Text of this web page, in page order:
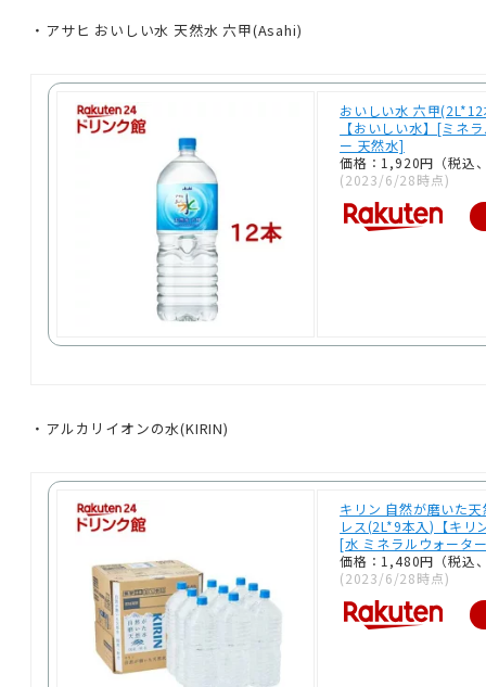
・アサヒ おいしい水 天然水 六甲(Asahi)
おいしい水 六甲
【おいしい水】[ミネ
ー 天然水]
価格：1,920円（税込
(2023/6/28時点)
・アルカリイオンの水(KIRIN)
キリン 自然が磨いた
レス(2L*9本入)【キ
[水 ミネラルウォータ
価格：1,480円（税込
(2023/6/28時点)